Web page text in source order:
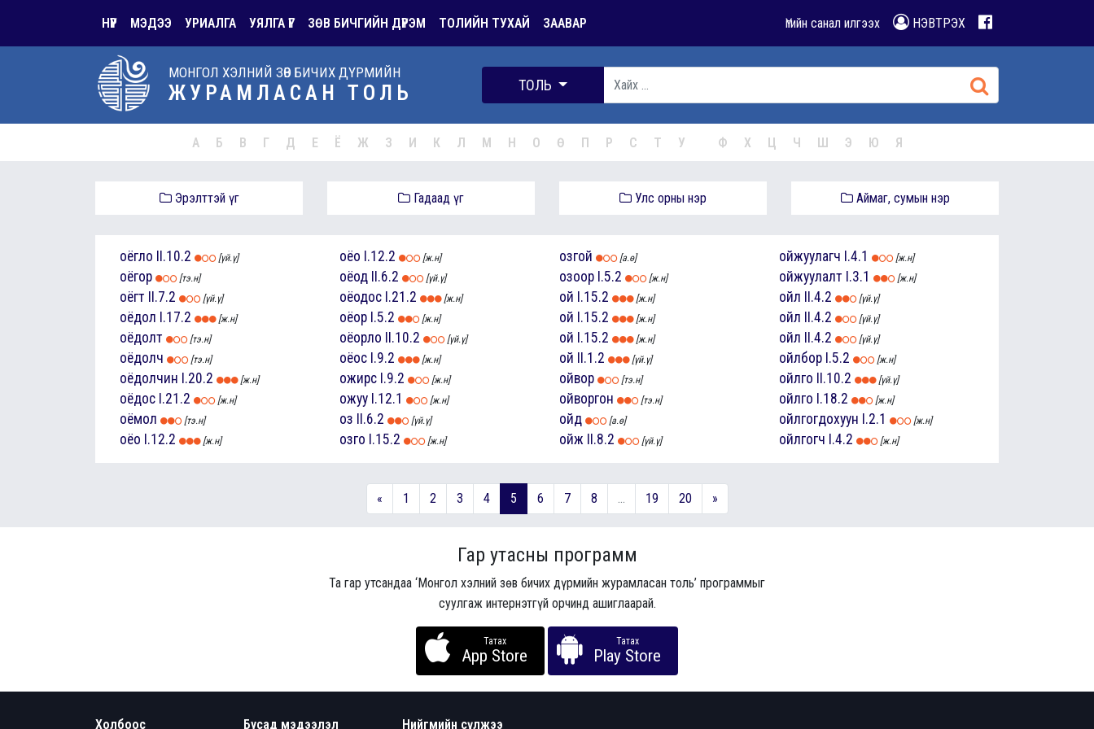
НҮҮР МЭДЭЭ УРИАЛГА УЯЛГА ҮГ ЗӨВ БИЧГИЙН ДҮРЭМ ТОЛИЙН ТУХАЙ ЗААВАР Үгийн санал илгээх НЭВТРЭХ
МОНГОЛ ХЭЛНИЙ ЗӨВ БИЧИХ ДҮРМИЙН
ЖУРАМЛАСАН ТОЛЬ ТОЛЬ
А Б В Г Д Е Ё Ж З И К Л М Н О Ө П Р С Т У Ф Х Ц Ч Ш Э Ю Я
Эрэлттэй үг Гадаад үг Улс орны нэр Аймаг, сумын нэр
оёгло II.10.2 [үй.ү]
оёгор [тэ.н]
оёгт II.7.2 [үй.ү]
оёдол I.17.2 [ж.н]
оёдолт [тэ.н]
оёдолч [тэ.н]
оёдолчин I.20.2 [ж.н]
оёдос I.21.2 [ж.н]
оёмол [тэ.н]
оёо I.12.2 [ж.н]
оёо I.12.2 [ж.н]
оёод II.6.2 [үй.ү]
оёодос I.21.2 [ж.н]
оёор I.5.2 [ж.н]
оёорло II.10.2 [үй.ү]
оёос I.9.2 [ж.н]
ожирс I.9.2 [ж.н]
ожуу I.12.1 [ж.н]
оз II.6.2 [үй.ү]
озго I.15.2 [ж.н]
озгой [а.ө]
озоор I.5.2 [ж.н]
ой I.15.2 [ж.н]
ой I.15.2 [ж.н]
ой I.15.2 [ж.н]
ой II.1.2 [үй.ү]
ойвор [тэ.н]
ойворгон [тэ.н]
ойд [а.ө]
ойж II.8.2 [үй.ү]
ойжуулагч I.4.1 [ж.н]
ойжуулалт I.3.1 [ж.н]
ойл II.4.2 [үй.ү]
ойл II.4.2 [үй.ү]
ойл II.4.2 [үй.ү]
ойлбор I.5.2 [ж.н]
ойлго II.10.2 [үй.ү]
ойлго I.18.2 [ж.н]
ойлгогдохуун I.2.1 [ж.н]
ойлгогч I.4.2 [ж.н]
« 1 2 3 4 5 6 7 8 ... 19 20 »
Гар утасны программ
Та гар утсандаа ‘Монгол хэлний зөв бичих дүрмийн журамласан толь’ программыг
суулгаж интернэтгүй орчинд ашиглаарай.
Татах
App Store
Татах
Play Store
Холбоос Бусад мэдээлэл Нийгмийн сүлжээ